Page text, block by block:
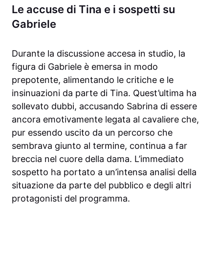
Le accuse di Tina e i sospetti su
Gabriele
Durante la discussione accesa in studio, la
figura di Gabriele è emersa in modo
prepotente, alimentando le critiche e le
insinuazioni da parte di Tina. Quest’ultima ha
sollevato dubbi, accusando Sabrina di essere
ancora emotivamente legata al cavaliere che,
pur essendo uscito da un percorso che
sembrava giunto al termine, continua a far
breccia nel cuore della dama. L’immediato
sospetto ha portato a un’intensa analisi della
situazione da parte del pubblico e degli altri
protagonisti del programma.